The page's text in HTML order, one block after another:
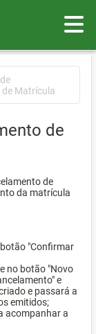
Matrícula
de
de
da matrícula
"Confirmar
no botão "Novo
e
e passará a
emitidos;
acompanhar a